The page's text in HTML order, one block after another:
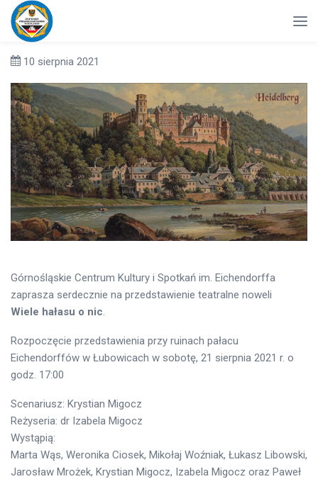
10 sierpnia 2021
Górnośląskie Centrum Kultury i Spotkań im. Eichendorffa
zaprasza serdecznie na przedstawienie teatralne noweli
Wiele hałasu o nic
Rozpoczęcie przedstawienia przy ruinach pałacu
Eichendorffów w Łubowicach w sobotę, 21 sierpnia 2021 r. o
godz. 17:00
Scenariusz: Krystian Migocz
Reżyseria: dr Izabela Migocz
Wystąpią:
Marta Wąs, Weronika Ciosek, Mikołaj Woźniak, Łukasz Libowski,
Jarosław Mrożek, Krystian Migocz, Izabela Migocz oraz Paweł